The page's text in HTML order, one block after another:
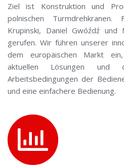
Ziel ist Konstruktion und
polnischen
Krupinski, Daniel Gwóźdź
gerufen. Wir führen unserer
dem europäischen Markt
aktuellen Lösungen und
Arbeitsbedingungen der
und eine einfachere Bedienung.